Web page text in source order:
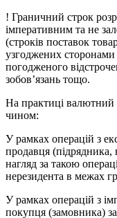
! Граничний строк
імперативним та не
(строків поставок
узгоджених сторонами
погодженого
зобов’язань тощо.
На практиці валютний
чином:
У рамках операцій з
продавця
нагляд за такою
нерезидента в межах
У рамках операцій з
покупця (замовника)